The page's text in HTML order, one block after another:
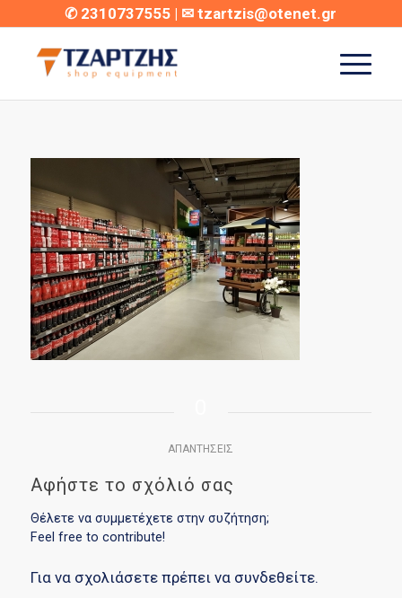
✆ 2310737555 | ✉tzartzis@otenet.gr
ΑΠΑΝΤΉΣΕΙΣ
Αφήστε το σχόλιό σας
Θέλετε να συμμετέχετε στην συζήτηση;
Feel free to contribute!
Για να σχολιάσετε πρέπει να συνδεθείτε.